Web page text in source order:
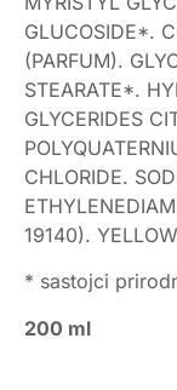
GLUCOSIDE*.
(PARFUM).
STEARATE*.
GLYCERIDES
CHLORIDE.
19140).
* sastojci
200 ml